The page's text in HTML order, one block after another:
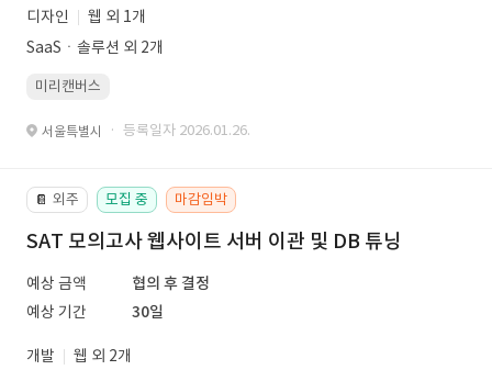
디자인
웹 외 1개
SaaSㆍ솔루션 외 2개
미리캔버스
서울특별시 · 등록일자 2026.01.26.
📔 외주 모집 중 마감임박
SAT 모의고사 웹사이트 서버 이관 및 DB 튜닝
예상 금액
협의 후 결정
예상 기간
30일
개발
웹 외 2개